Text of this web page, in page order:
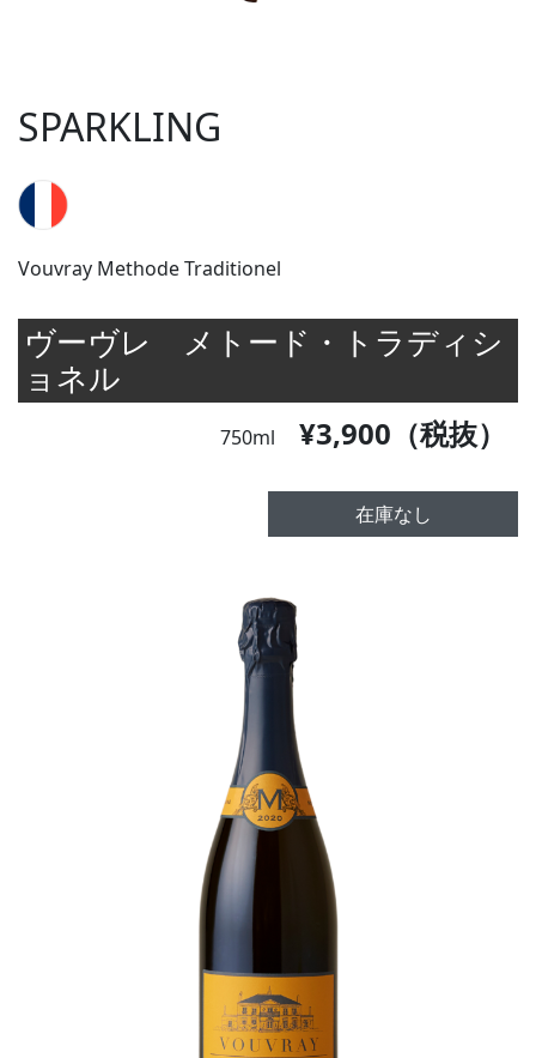
SPARKLING
Vouvray Methode Traditionel
ヴーヴレ メトード・トラディシ
ョネル
750ml ¥3,900（税抜）
在庫なし